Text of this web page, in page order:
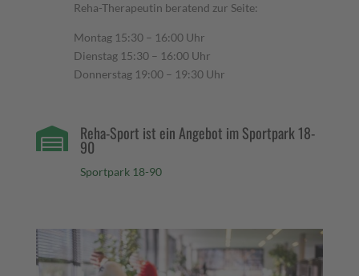
Reha-Therapeutin beratend zur Seite:
Montag 15:30 – 16:00 Uhr
Dienstag 15:30 – 16:00 Uhr
Donnerstag 19:00 – 19:30 Uhr
 Reha-Sport ist ein Angebot im Sportpark 18-
90
Sportpark 18-90